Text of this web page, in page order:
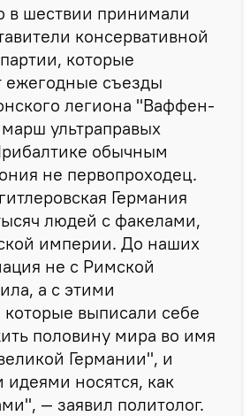
в шествии принимали
консервативной
которые
съезды
легиона "Ваффен-
ультраправых
обычным
не первопроходец.
Германия
людей с факелами,
империи. До наших
не с Римской
а с этими
выписали себе
половину мира во имя
Германии", и
идеями носятся, как
— заявил политолог.